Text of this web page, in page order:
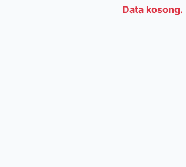
Data kosong.